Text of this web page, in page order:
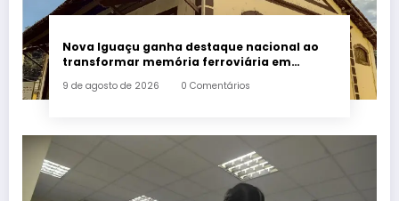
Nova Iguaçu ganha destaque nacional ao
transformar memória ferroviária em
9 de agosto de 2026 0 Comentários